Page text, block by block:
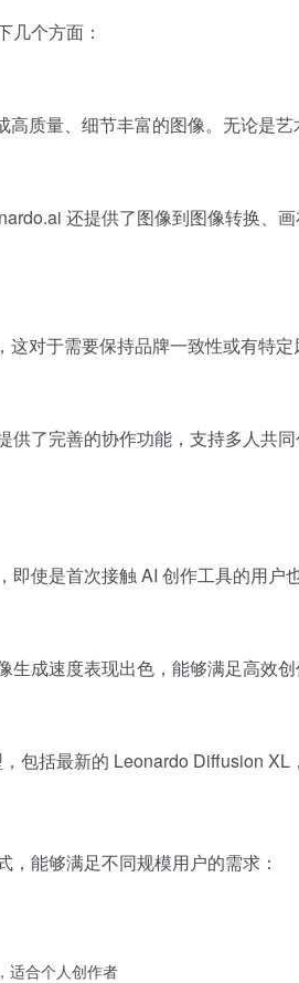
几个方面：
质量、细节丰富的图像。无论是
还提供了图像到图像转换、
对于需要保持品牌一致性或有特
了完善的协作功能，支持多人共
即使是首次接触 AI 创作工具的用户
成速度表现出色，能够满足高效
包括最新的 Leonardo Diffusion
能够满足不同规模用户的需求：
适合个人创作者